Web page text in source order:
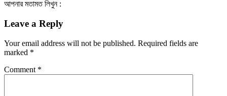
আপনার মতামত লিখুন :
Leave a Reply
Your email address will not be published. Required fields are
marked *
Comment *